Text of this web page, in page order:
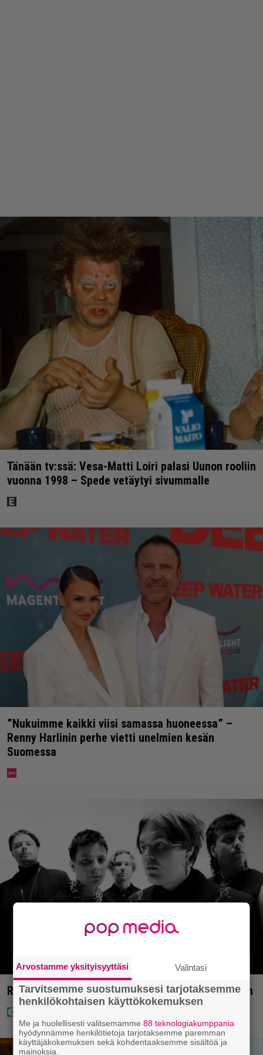
Tänään tv:ssä: Vesa-Matti Loiri palasi Uunon rooliin
vuonna 1998 – Spede vetäytyi sivummalle
”Nukuimme kaikki viisi samassa huoneessa” –
Renny Harlinin perhe vietti unelmien kesän
Suomessa
Rakastettu suomalainen metalliyhtye tekee paluun
Arvostamme yksityisyyttäsi Valintasi
Tarvitsemme suostumuksesi tarjotaksemme
henkilökohtaisen käyttökokemuksen
Me ja huolellisesti valitsemamme88 teknologiakumppania
hyödynnämme henkilötietoja tarjotaksemme paremman
käyttäjäkokemuksen sekä kohdentaaksemme sisältöä ja
mainoksia.